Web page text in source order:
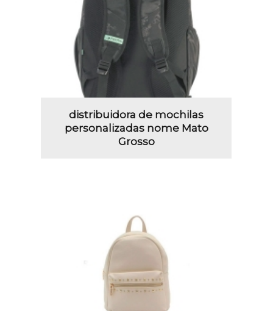
distribuidora de mochilas
personalizadas nome Mato
Grosso